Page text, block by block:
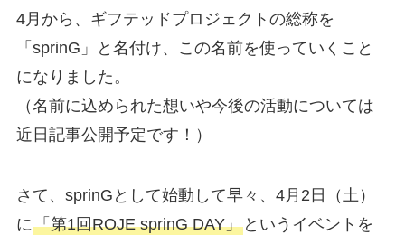
4月から、ギフテッドプロジェクトの総称を
「sprinG」と名付け、この名前を使っていくこと
になりました。
（名前に込められた想いや今後の活動については
近日記事公開予定です！）
さて、sprinGとして始動して早々、4月2日（土）
に「第1回ROJE sprinG DAY」というイベントを